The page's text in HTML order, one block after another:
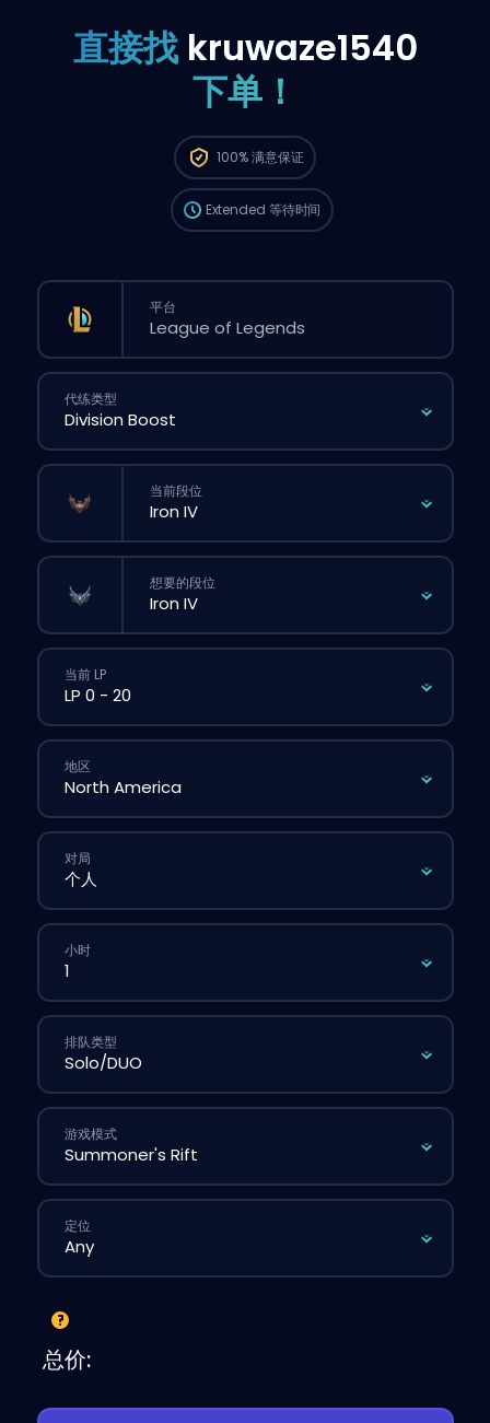
直接找 kruwaze1540
下单！
100%满意保证
这个订单会自动分配给这位 booster，所以等的
时间可能会比你在网站上正常下单还要久一点。
Extended 等待时间
平台
代练类型
当前段位
想要的段位
当前 LP
地区
对局
小时
排队类型
游戏模式
定位
总价: